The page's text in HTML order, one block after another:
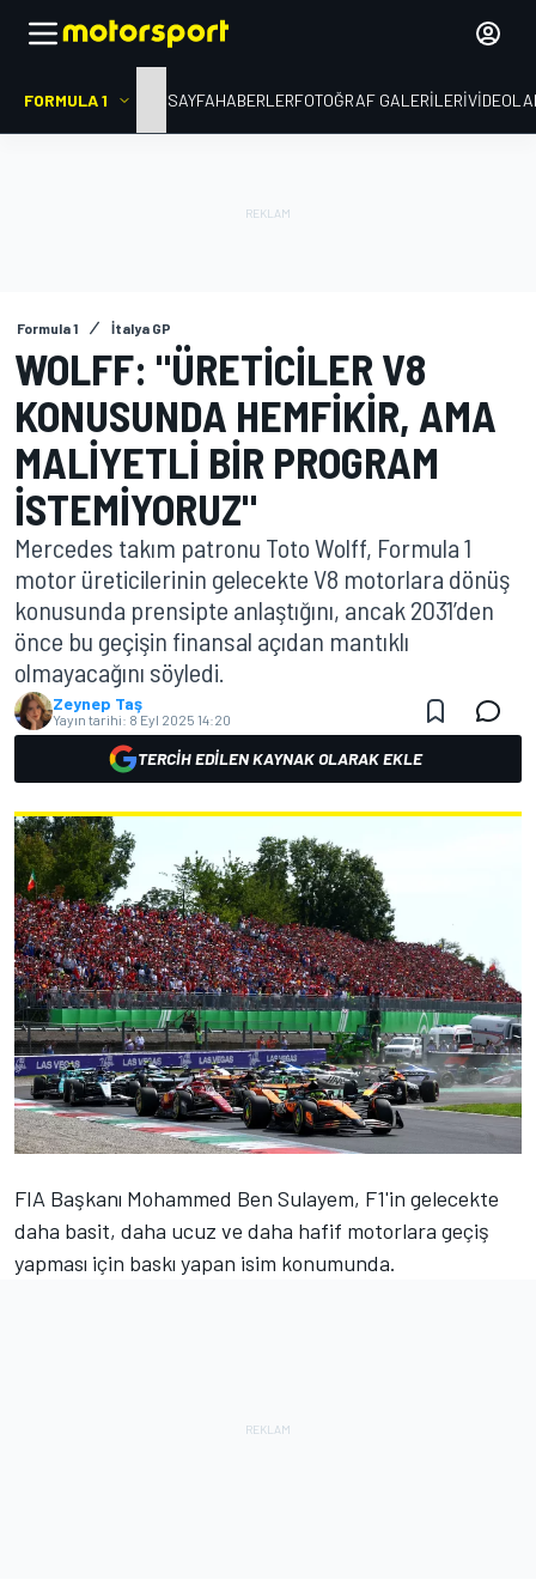
FORMULA 1 ANA SAYFAHABERLERFOTOĞRAF GALERILERI
Formula 1 İtalya GP
WOLFF: "ÜRETICILER V8
KONUSUNDA HEMFIKIR, AMA
MALIYETLI BIR PROGRAM
ISTEMIYORUZ"
Mercedes takım patronu Toto Wolff, Formula 1
motor üreticilerinin gelecekte V8 motorlara dönüş
konusunda prensipte anlaştığını, ancak 2031’den
önce bu geçişin finansal açıdan mantıklı
olmayacağını söyledi.
Zeynep Taş
Yayın tarihi: 8 Eyl 2025 14:20
TERCIH EDILEN KAYNAK OLARAK EKLE
FIA Başkanı Mohammed Ben Sulayem, F1'in gelecekte
daha basit, daha ucuz ve daha hafif motorlara geçiş
yapması için baskı yapan isim konumunda.